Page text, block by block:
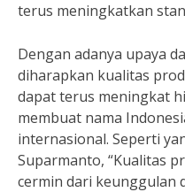
terus meningkatkan
Dengan adanya upaya
diharapkan kualitas
dapat terus meningkat
membuat nama
internasional. Seperti
Suparmanto, “Kualitas
cermin dari keunggulan